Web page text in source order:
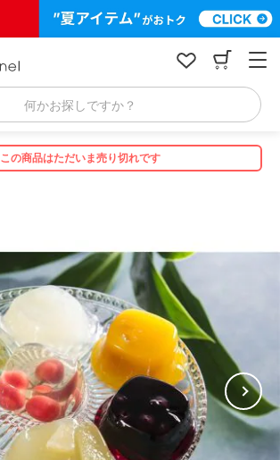
何かお探しですか？
この商品はただいま売り切れです